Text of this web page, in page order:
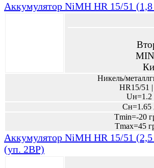
Аккумулятор NiMH HR 15/51
Никель/
HR15/51
Uн=1.2
Сн=1.65
Tmin=-20
Tmax=45
Аккумулятор NiMH HR 15/51
(уп. 2BP)